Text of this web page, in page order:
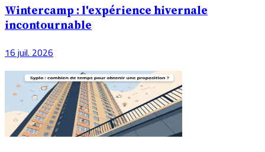
Wintercamp : l'expérience hivernale
incontournable
16 juil. 2026